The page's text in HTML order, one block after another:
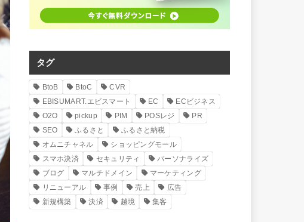
タグ
BtoB BtoC
CVR
EBISUMART.エビスマート
EC
ECビジネス
O2O
pickup PIM POSレジ
PR
SEO
ふるさと
ふるさと納税
オムニチャネル
ショッピングモール
スマホ決済
セキュリティ
パーソナライズ
ブログ
マルチドメイン
マーケティング
リニューアル
事例 売上
広告
新規構築
決済 越境 集客